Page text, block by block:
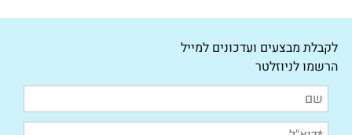
לקבלת מבצעים ועדכונים למייל
הרשמו לניוזלטר